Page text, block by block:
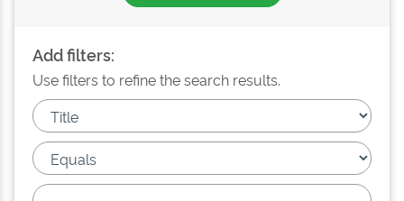
Add filters:
Use filters to refine the search results.